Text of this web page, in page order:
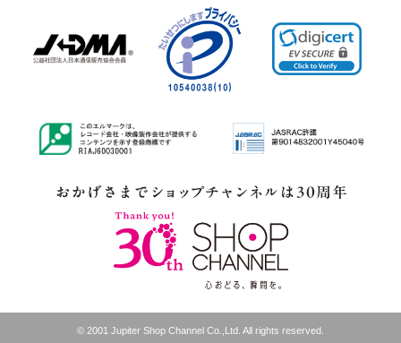
© 2001 Jupiter Shop Channel Co.,Ltd. All rights reserved.